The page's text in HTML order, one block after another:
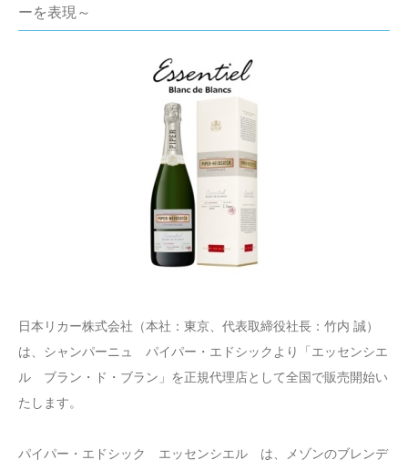
ーを表現～
日本リカー株式会社（本社：東京、代表取締役社長：竹内 誠）
は、シャンパーニュ パイパー・エドシックより「エッセンシエ
ル ブラン・ド・ブラン」を正規代理店として全国で販売開始い
たします。
パイパー・エドシック エッセンシエル は、メゾンのブレンデ